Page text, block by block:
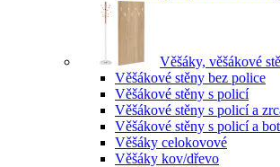
Věšáky, věšákové
Věšákové stěny bez police
Věšákové stěny s policí
Věšákové stěny s policí a
Věšákové stěny s policí a
Věšáky celokovové
Věšáky kov/dřevo